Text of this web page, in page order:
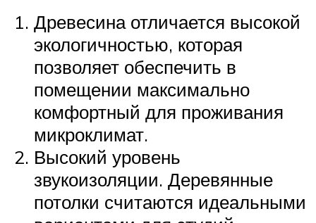
Древесина отличается высокой
экологичностью, которая
позволяет обеспечить в
помещении максимально
комфортный для проживания
микроклимат.
Высокий уровень
звукоизоляции. Деревянные
потолки считаются идеальными